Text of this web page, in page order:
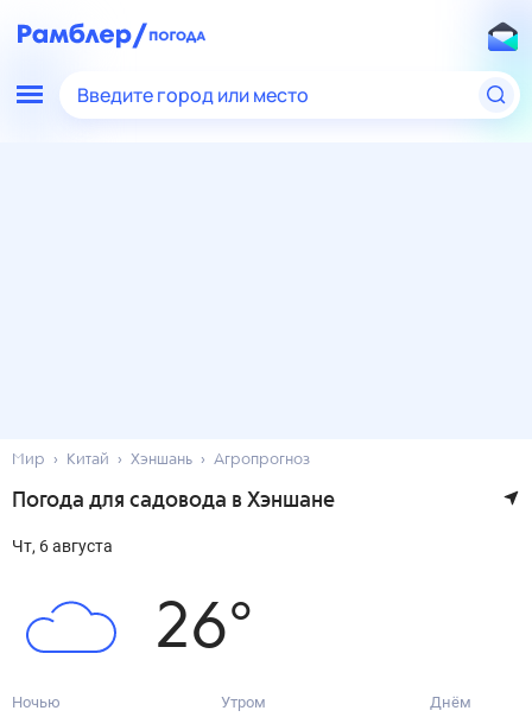
Введите город или место
Мир Китай Хэншань Агропрогноз
Погода для садовода в Хэншане
чт, 6 августа
26°
Ночью Утром Днём